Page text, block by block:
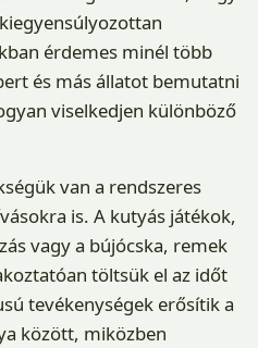
érdemes minél több
és más állatot bemutatni
viselkedjen különböző
van a rendszeres
is. A kutyás játékok,
vagy a bújócska, remek
töltsük el az időt
tevékenységek erősítik a
között, miközben